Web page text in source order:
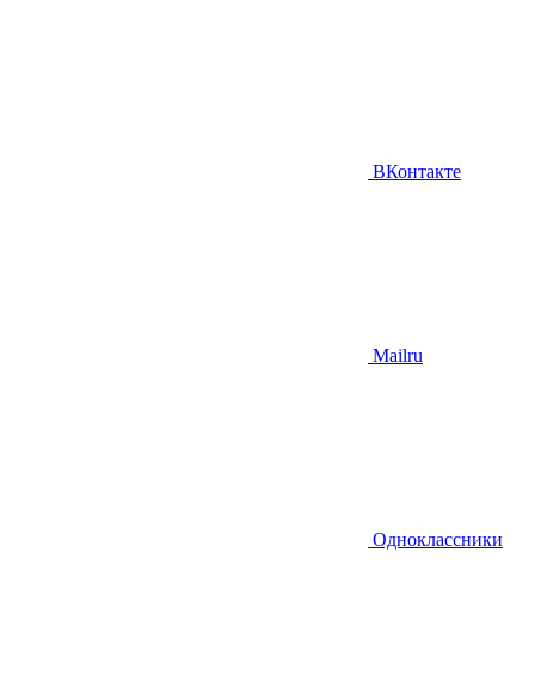
ВКонтакте
Mailru
Одноклассники